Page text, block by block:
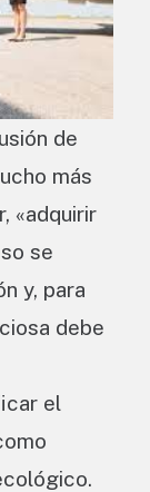
de
más
«adquirir
se
y, para
debe
el